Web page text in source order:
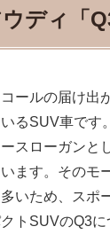
ディ「
ールの届け出
るSUV車です
ースローガンと
ます。そのモ
いため、スポ
トSUVのQ3に